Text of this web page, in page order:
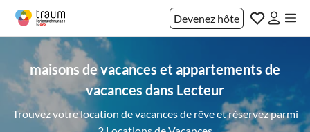
Devenez hôte
maisons de vacances et appartements de
vacances dans Lecteur
Trouvez votre location de vacances de rêve et réservez parmi